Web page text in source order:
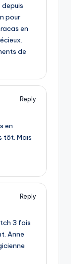
depuis
pour
en
de
Reply
en
tôt. Mais
Reply
3 fois
Anne